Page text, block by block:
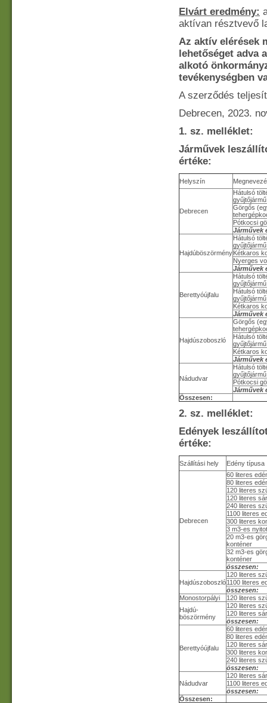
Elvárt eredmény:
aktívan résztvevő
Az aktív elérések
lehetőséget adva
alkotó
tevékenységben
A szerződés
Debrecen, 2023.
1. sz. melléklet:
Járművek
értéke:
Helyszín
Debrecen
Hátulsó
gyűjtőjármű
Görgős
Pótkocsi
Járművek
Hajdúböszörmény
Hátulsó
gyűjtőjármű
Kétkaros
Nyerges
Járművek
Berettyóújfalu
Hátulsó
gyűjtőjármű
Hátulsó
gyűjtőjármű
Kétkaros
Járművek
Hajdúszoboszló
Görgős
Hátulsó
gyűjtőjármű
Kétkaros
Járművek
Nádudvar
Hátulsó
gyűjtőjármű
Pótkocsi
Járművek
Összesen:
2. sz. melléklet:
Edények
értéke:
Szállítási hely Edény típusa
Debrecen
60 literes
80 literes
120 literes
120 literes
240 literes
1100 literes
300 literes
3 m3-es
20 m3-es
konténer
32 m3-es
konténer
összesen:
Hajdúszoboszló
120 literes
1100 literes
összesen:
Monostorpályi
120 literes
Hajdú-
böszörmény
120 literes
120 literes
összesen:
Berettyóújfalu
60 literes
80 literes
120 literes
300 literes
240 literes
összesen:
Nádudvar
120 literes
1100 literes
összesen:
Összesen: